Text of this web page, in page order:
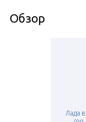
Обзор
Лада